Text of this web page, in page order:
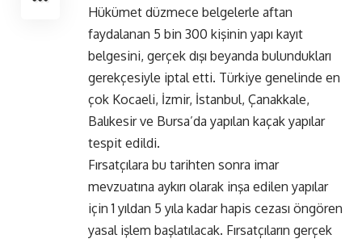
Hükümet düzmece belgelerle aftan
faydalanan 5 bin 300 kişinin yapı kayıt
belgesini, gerçek dışı beyanda bulundukları
gerekçesiyle iptal etti. Türkiye genelinde en
çok Kocaeli, İzmir, İstanbul, Çanakkale,
Balıkesir ve Bursa’da yapılan kaçak yapılar
tespit edildi.
Fırsatçılara bu tarihten sonra imar
mevzuatına aykırı olarak inşa edilen yapılar
için 1 yıldan 5 yıla kadar hapis cezası öngören
yasal işlem başlatılacak. Fırsatçıların gerçek